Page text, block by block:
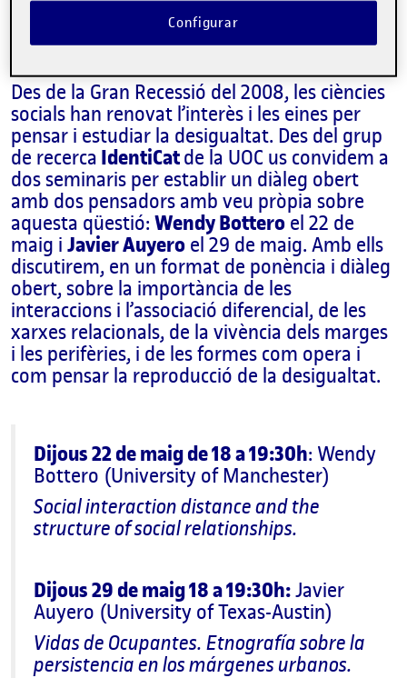
Etiquetes:
Des de la Gran Recessió del 2008, les ciències
socials han renovat l’interès i les eines per
pensar i estudiar la desigualtat. Des del grup
de recerca IdentiCatde la UOC us convidem a
dos seminaris per establir un diàleg obert
amb dos pensadors amb veu pròpia sobre
aquesta qüestió: Wendy Bottero el 22 de
maig i Javier Auyero el 29 de maig. Amb ells
discutirem, en un format de ponència i diàleg
obert, sobre la importància de les
interaccions i l’associació diferencial, de les
xarxes relacionals, de la vivència dels marges
i les perifèries, i de les formes com opera i
com pensar la reproducció de la desigualtat.
Dijous 22 de maig de 18 a 19:30h: Wendy
Bottero (University of Manchester)
Social interaction distance and the
structure of social relationships.
Dijous 29 de maig 18 a 19:30h:Javier
Auyero (University of Texas-Austin)
Vidas de Ocupantes. Etnografía sobre la
persistencia en los márgenes urbanos.
Configurar